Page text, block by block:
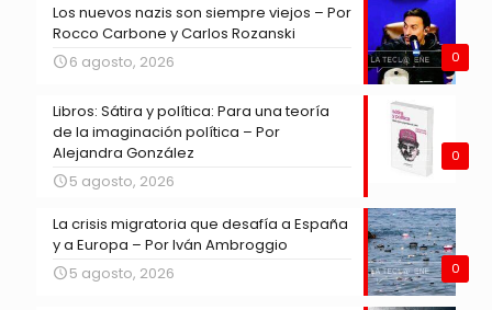
0
Los nuevos nazis son siempre viejos – Por
Rocco Carbone y Carlos Rozanski
6 agosto, 2026
0
Libros: Sátira y política: Para una teoría
de la imaginación política – Por
Alejandra González
5 agosto, 2026
0
La crisis migratoria que desafía a España
y a Europa – Por Iván Ambroggio
5 agosto, 2026